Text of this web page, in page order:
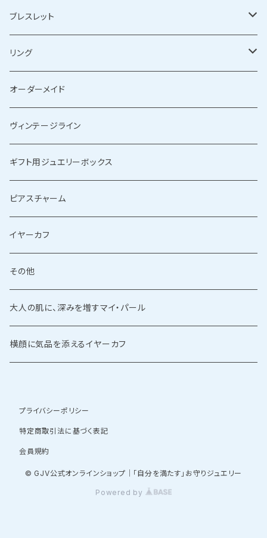
ゴールドピアス
シルバーネックレス
ゴールドネックレス
ブレスレット
シルバーブレスレット
ゴールドブレスレット
リング
シルバーリング
ゴールドリング
オーダーメイド
ヴィンテージライン
ギフト用ジュエリーボックス
ピアスチャーム
イヤーカフ
その他
大人の肌に、深みを増すマイ・パール
横顔に気品を添えるイヤーカフ
プライバシーポリシー
特定商取引法に基づく表記
会員規約
© GJV公式オンラインショップ｜「自分を満たす」お守りジュエリー
Powered by